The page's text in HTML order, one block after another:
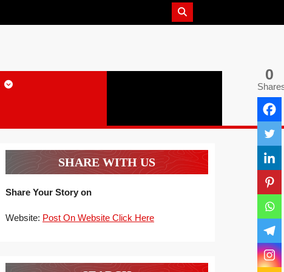
0
SHARE WITH US
Share Your Story on
Website: Post On Website Click Here